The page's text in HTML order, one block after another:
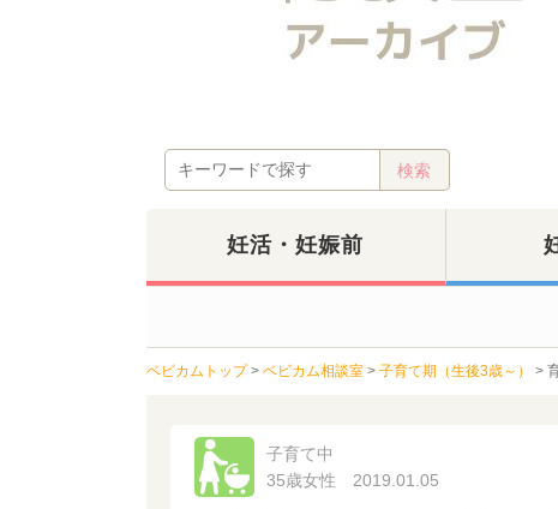
妊活・妊娠前
ベビカムトップ > ベビカム相談室 > 子育て期（生後3歳～） >
子育て中
35歳女性
2019.01.05